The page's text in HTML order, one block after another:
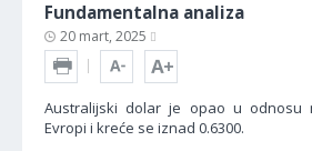
Fundamentalna analiza
20 mart, 2025
Australijski dolar je opao u odnosu
Evropi i kreće se iznad 0.6300.